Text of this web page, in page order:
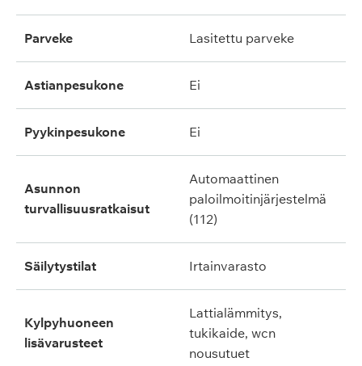
parveke lasitettu parveke
astianpesukone ei
pyykinpesukone ei
asunnon
turvallisuusratkaisut
automaattinen
paloilmoitinjärjestelmä
(112)
säilytystilat irtainvarasto
kylpyhuoneen
lisävarusteet
lattialämmitys,
tukikaide, wcn
nousutuet